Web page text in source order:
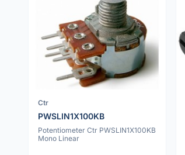
Ctr
PWSLIN1X100KB
Potentiometer Ctr PWSLIN1X100KB
Mono Linear